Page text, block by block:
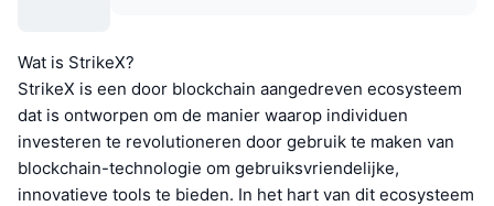
Wat is StrikeX?
StrikeX is een door blockchain aangedreven ecosysteem
dat is ontworpen om de manier waarop individuen
investeren te revolutioneren door gebruik te maken van
blockchain-technologie om gebruiksvriendelijke,
innovatieve tools te bieden. In het hart van dit ecosysteem